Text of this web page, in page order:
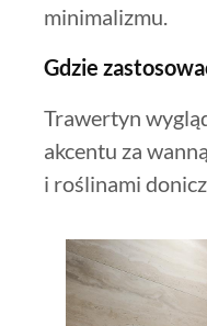
minimalizmu.
Gdzie
Trawertyn
akcentu za
i roślinami